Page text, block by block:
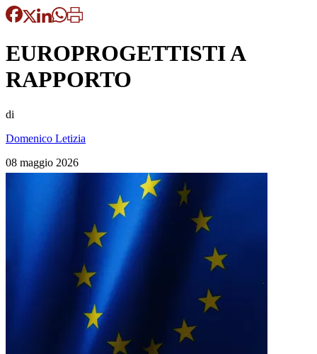
EUROPROGETTISTI A
RAPPORTO
di
Domenico Letizia
08 maggio 2026